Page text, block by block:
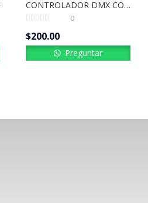
CONTROLADOR DMX COCODRILE 512
0
$200.00
Preguntar